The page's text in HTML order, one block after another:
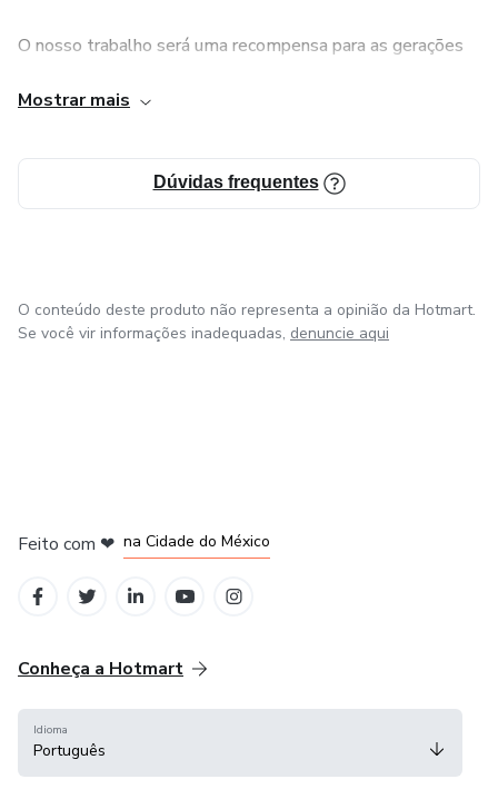
O nosso trabalho será uma recompensa para as gerações
estaremos a investir nos setores certos? Talvez, alguns
de apostar na educação. Outro, com certeza, ainda não
entenderam o fundamental.
Mostrar mais
Dúvidas frequentes
O conteúdo deste produto não representa a opinião da Hotmart.
Se você vir informações inadequadas, denuncie aqui
Feito com ❤ na Cidade do México
Conheça a Hotmart
Idioma
Português